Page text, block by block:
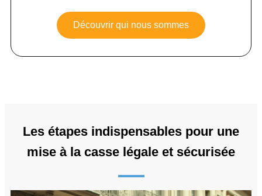
Découvrir qui nous sommes
Les étapes indispensables pour une
mise à la casse légale et sécurisée